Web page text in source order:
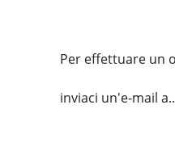
Per effettuare un
inviaci un'e-mail